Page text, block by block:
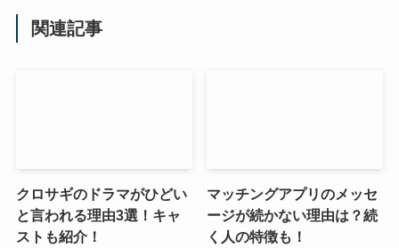
関連記事
クロサギのドラマがひどい
と言われる理由3選！キャ
ストも紹介！
マッチングアプリのメッセ
ージが続かない理由は？続
く人の特徴も！